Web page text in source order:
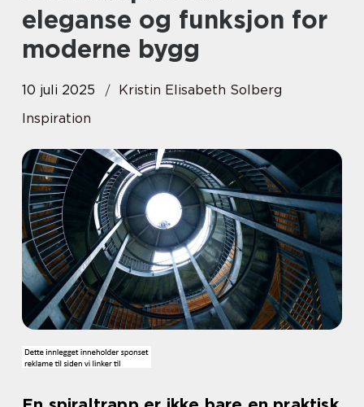
eleganse og funksjon for
moderne bygg
10 juli 2025
Kristin Elisabeth Solberg
Inspiration